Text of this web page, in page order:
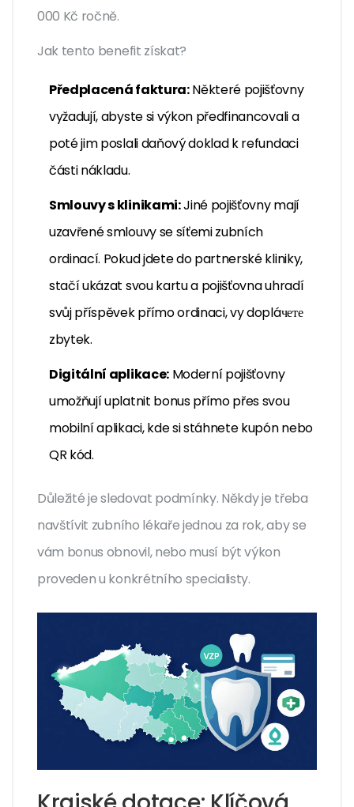
000 Kč ročně.
Jak tento benefit získat?
Předplacená faktura:Některé pojišťovny
vyžadují, abyste si výkon předfinancovali a
poté jim poslali daňový doklad k refundaci
části nákladu.
Smlouvy s klinikami:Jiné pojišťovny mají
uzavřené smlouvy se síťemi zubních
ordinací. Pokud jdete do partnerské kliniky,
stačí ukázat svou kartu a pojišťovna uhradí
svůj příspěvek přímo ordinaci, vy dopláчете
zbytek.
Digitální aplikace:Moderní pojišťovny
umožňují uplatnit bonus přímo přes svou
mobilní aplikaci, kde si stáhnete kupón nebo
QR kód.
Důležité je sledovat podmínky. Někdy je třeba
navštívit zubního lékaře jednou za rok, aby se
vám bonus obnovil, nebo musí být výkon
proveden u konkrétního specialisty.